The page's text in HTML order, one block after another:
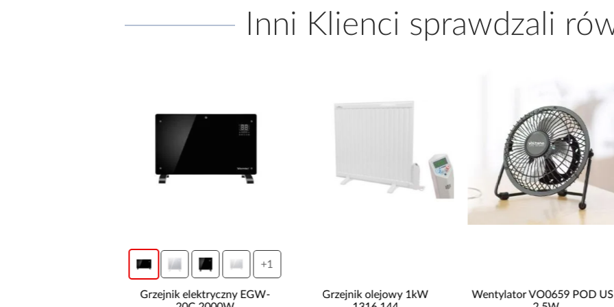
Inni Klienci sprawdzali
+1
Grzejnik elektryczny EGW-
Grzejnik olejowy 1kW
Wentylator VO0659 POD